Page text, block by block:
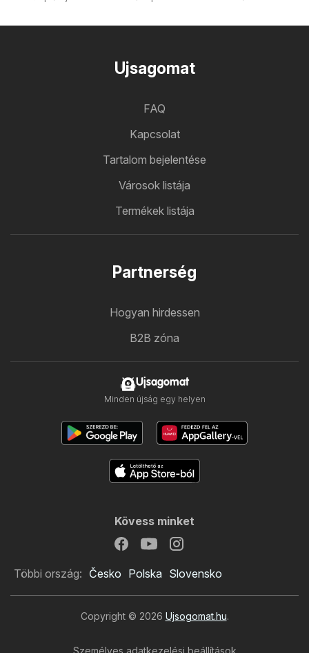
Ujsagomat
FAQ
Kapcsolat
Tartalom bejelentése
Városok listája
Termékek listája
Partnerség
Hogyan hirdessen
B2B zóna
Ujsagomat
Minden újság egy helyen
Kövess minket
Többi ország: Česko Polska Slovensko
Copyright © 2026 Ujsogomat.hu.